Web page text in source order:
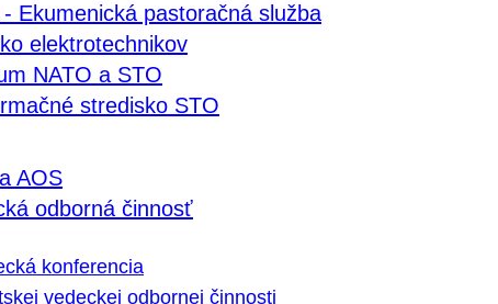
Ekumenická pastoračná služba
elektrotechnikov
NATO a STO
stredisko STO
AOS
odborná činnosť
konferencia
vedeckej odbornej činnosti